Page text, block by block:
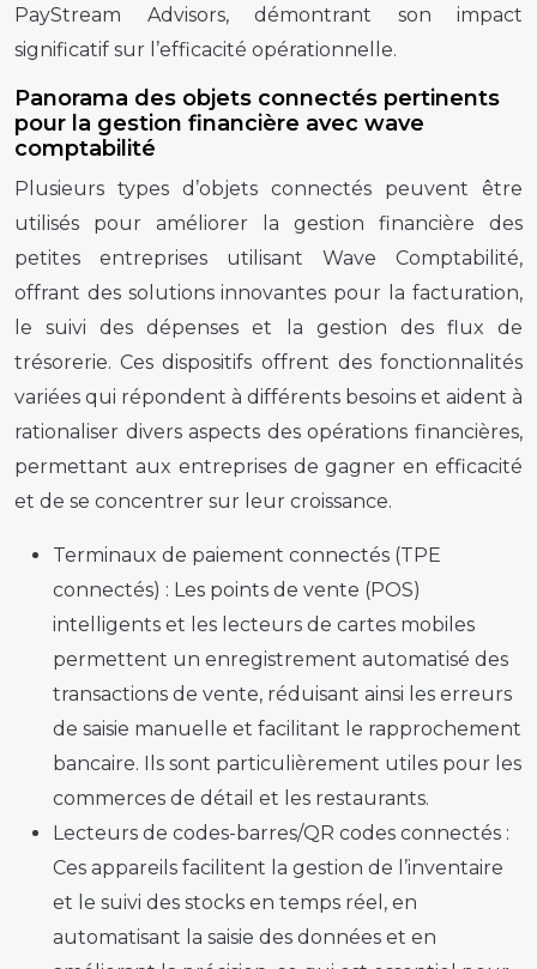
PayStream Advisors, démontrant son impact
significatif sur l’efficacité opérationnelle.
Panorama des objets connectés pertinents
pour la gestion financière avec wave
comptabilité
Plusieurs types d’objets connectés peuvent être
utilisés pour améliorer la gestion financière des
petites entreprises utilisant Wave Comptabilité,
offrant des solutions innovantes pour la facturation,
le suivi des dépenses et la gestion des flux de
trésorerie. Ces dispositifs offrent des fonctionnalités
variées qui répondent à différents besoins et aident à
rationaliser divers aspects des opérations financières,
permettant aux entreprises de gagner en efficacité
et de se concentrer sur leur croissance.
Terminaux de paiement connectés (TPE
connectés) : Les points de vente (POS)
intelligents et les lecteurs de cartes mobiles
permettent un enregistrement automatisé des
transactions de vente, réduisant ainsi les erreurs
de saisie manuelle et facilitant le rapprochement
bancaire. Ils sont particulièrement utiles pour les
commerces de détail et les restaurants.
Lecteurs de codes-barres/QR codes connectés :
Ces appareils facilitent la gestion de l’inventaire
et le suivi des stocks en temps réel, en
automatisant la saisie des données et en